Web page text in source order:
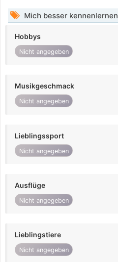
Mich besser kennenlernen
Hobbys
Nicht angegeben
Musikgeschmack
Nicht angegeben
Lieblingssport
Nicht angegeben
Ausflüge
Nicht angegeben
Lieblingstiere
Nicht angegeben